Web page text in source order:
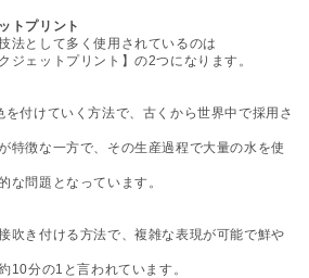
トプリント
法として多く使用されているのは
ジェットプリント】の2つになります。
付けていく方法で、古くから世界中で採用さ
特徴な一方で、その生産過程で大量の水を使
な問題となっています。
吹き付ける方法で、複雑な表現が可能で鮮や
10分の1と言われています。